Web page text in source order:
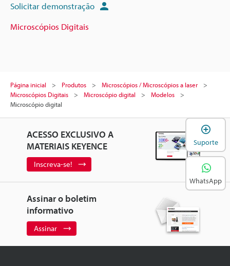
Solicitar demonstração
Microscópios Digitais
Página inicial Produtos
Microscópios / Microscópios a laser
Microscópios Digitais
Microscópio digital
Modelos
Microscópio digital
ACESSO EXCLUSIVO A
MATERIAIS KEYENCE
Inscreva-se!
Assinar o boletim
informativo
Assinar
Suporte
WhatsApp